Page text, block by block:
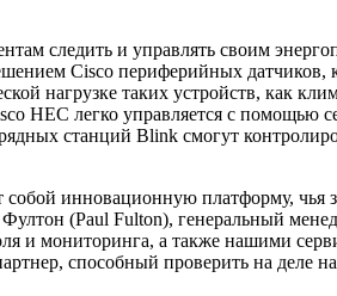
следить и управлять своим
Cisco периферийных датчиков,
нагрузке таких устройств, как
HEC легко управляется с помощью
станций Blink смогут
инновационную платформу, чья
(Paul Fulton), генеральный
и мониторинга, а также нашими
способный проверить на деле